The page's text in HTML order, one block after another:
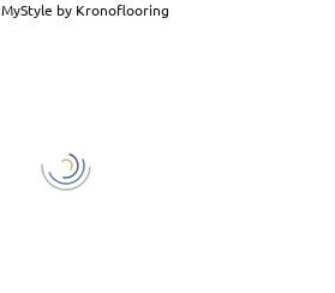
MyStyle by Kronoflooring